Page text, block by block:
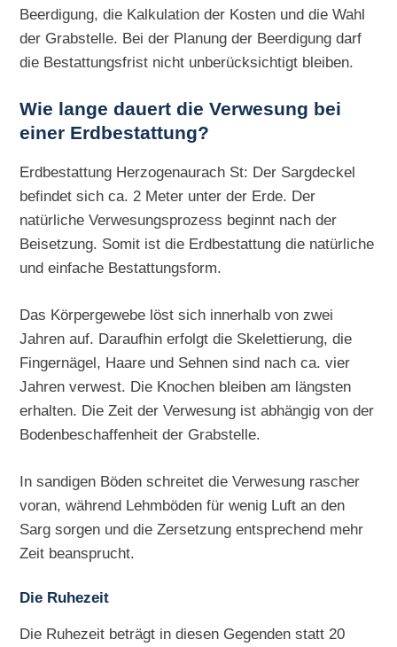
Beerdigung, die Kalkulation der Kosten und die Wahl
der Grabstelle. Bei der Planung der Beerdigung darf
die Bestattungsfrist nicht unberücksichtigt bleiben.
Wie lange dauert die Verwesung bei
einer Erdbestattung?
Erdbestattung Herzogenaurach St: Der Sargdeckel
befindet sich ca. 2 Meter unter der Erde. Der
natürliche Verwesungsprozess beginnt nach der
Beisetzung. Somit ist die Erdbestattung die natürliche
und einfache Bestattungsform.
Das Körpergewebe löst sich innerhalb von zwei
Jahren auf. Daraufhin erfolgt die Skelettierung, die
Fingernägel, Haare und Sehnen sind nach ca. vier
Jahren verwest. Die Knochen bleiben am längsten
erhalten. Die Zeit der Verwesung ist abhängig von der
Bodenbeschaffenheit der Grabstelle.
In sandigen Böden schreitet die Verwesung rascher
voran, während Lehmböden für wenig Luft an den
Sarg sorgen und die Zersetzung entsprechend mehr
Zeit beansprucht.
Die Ruhezeit
Die Ruhezeit beträgt in diesen Gegenden statt 20